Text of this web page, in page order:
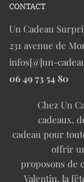
CONTACT
Un Cadeau
231 avenue de
infos[@]un-
06 49 73 54 80
Chez Un
cadeaux,
cadeau pour
offrir
proposons de
Valentin, la